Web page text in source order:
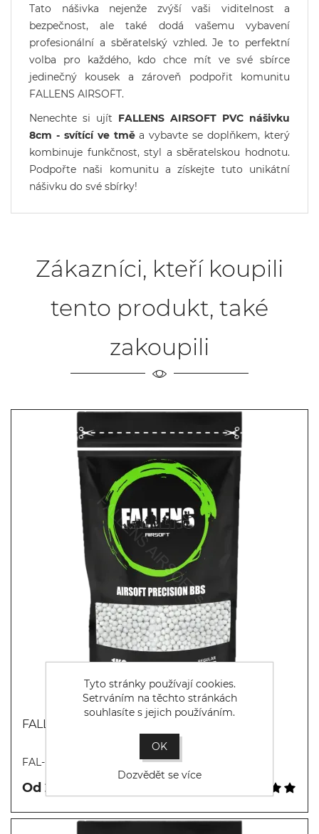
Tato nášivka nejenže zvýší vaši viditelnost a
bezpečnost, ale také dodá vašemu vybavení
profesionální a sběratelský vzhled. Je to perfektní
volba pro každého, kdo chce mít ve své sbírce
jedinečný kousek a zároveň podpořit komunitu
FALLENS AIRSOFT.
Nenechte si ujít FALLENS AIRSOFT PVC nášivku
8cm - svítící ve tměa vybavte se doplňkem, který
kombinuje funkčnost, styl a sběratelskou hodnotu.
Podpořte naši komunitu a získejte tuto unikátní
nášivku do své sbírky!
Zákazníci, kteří koupili
tento produkt, také
zakoupili
Koupit
FALLENS AIRSOFT BBs 0.28g (3571bb)
FAL-BBS-R-28
Od 224,00 Kč
Tyto stránky používají cookies.
Setrváním na těchto stránkách
souhlasíte s jejich používáním.
OK
Dozvědět se více